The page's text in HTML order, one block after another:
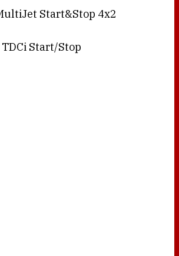
Start&Stop 4x2
TDCi Start/Stop